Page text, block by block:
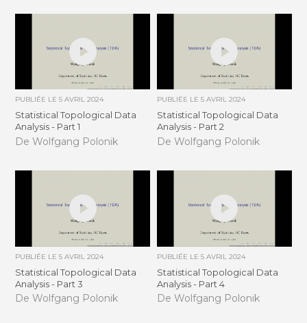
PUBLIÉE LE5 AVRIL 2024
Statistical Topological Data
Analysis - Part 1
De Wolfgang Polonik
PUBLIÉE LE 5 AVRIL 2024
Statistical Topological Data
Analysis - Part 2
De Wolfgang Polonik
PUBLIÉE LE5 AVRIL 2024
Statistical Topological Data
Analysis - Part 3
De Wolfgang Polonik
PUBLIÉE LE 5 AVRIL 2024
Statistical Topological Data
Analysis - Part 4
De Wolfgang Polonik